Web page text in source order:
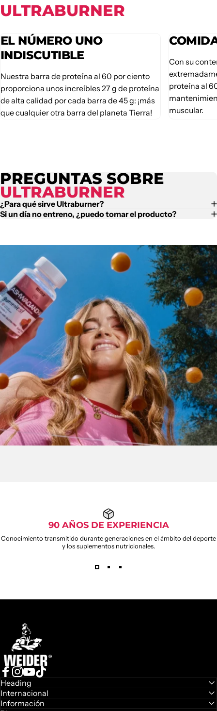
ULTRABURNER
EL NÚMERO UNO
INDISCUTIBLE
Nuestra barra de proteína al 60 por ciento
proporciona unos increíbles 27 g de proteína
de alta calidad por cada barra de 45 g: ¡más
que cualquier otra barra del planeta Tierra!
Con su
proteína al
muscular.
PREGUNTAS SOBRE
ULTRABURNER
¿Para qué sirve Ultraburner?
Si un día no entreno, ¿puedo tomar el producto?
WEIDER
Deja atrás las cápsulas y cambia a una forma dulce de
cuidarte
Descubrir gummies
90 AÑOS DE EXPERIENCIA
Conocimiento transmitido durante generaciones en el ámbito del deporte
y los suplementos nutricionales.
Weider
Facebook
Instagram
YouTube
Heading
Internacional
Información